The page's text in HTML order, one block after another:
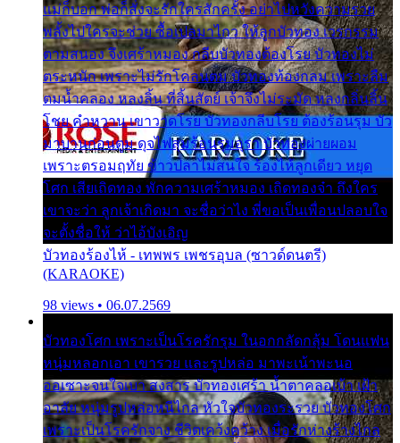
แม่ก็บอก พ่อก็สั่งจะรักใครสักครั้ง อย่าไปหวังความรวย
พลั้งไปใครจะช่วย ซื้อเปลมาไกว ให้ลูกบัวทอง เวรกรรม
ตามสนอง จึงเศร้าหมอง กลีบบัวทองต้องโรย บัวทองไม่
ตระหนัก เพราะไม่รักโคลนตม บัวทองท้องกลม เพราะลืม
ตมน้ำคลอง หลงลิ้น ที่สิ้นสัตย์ เจ้าจึงไม่ระมัด หลงกลิ่นลิ้น
โชย คำหวาน เขาวาดโรย บัวทองกลีบโรย ต้องร้อนรุม บัว
มาบานก่อนตูม ดุจไฟสุมร้อนรุมอุรา บัวทองผ่ายผอม
เพราะตรอมฤทัย ข้าวปลาไม่สนใจ ร้องไห้ลูกเดียว หยุด
โศก เสียเถิดทอง พักความเศร้าหมอง เถิดทองจ๋า ถึงใคร
เขาจะว่า ลูกเจ้าเกิดมา จะชื่อว่าไง พี่ขอเป็นเพื่อนปลอบใจ
จะตั้งชื่อให้ ว่าไอ้บังเอิญ
บัวทองร้องไห้ - เทพพร เพชรอุบล (ซาวด์ดนตรี)
(KARAOKE)
98 views • 06.07.2569
บัวทองโศก เพราะเป็นโรครักรุม ในอกกลัดกลุ้ม โดนแฟน
หนุ่มหลอกเอา เขารวย และรูปหล่อ มาพะเน้าพะนอ
ออเซาะจนใจเบา สงสาร บัวทองเศร้า น้ำตาคลอเบ้า เฝ้า
อาลัย หนุ่มรูปหล่อหนีไกล หัวใจบัวทองระรวย บัวทองโศก
เพราะเป็นโรครักจาง ชีวิตเคว้งคว้าง เมื่อรักห่างร้างไกล